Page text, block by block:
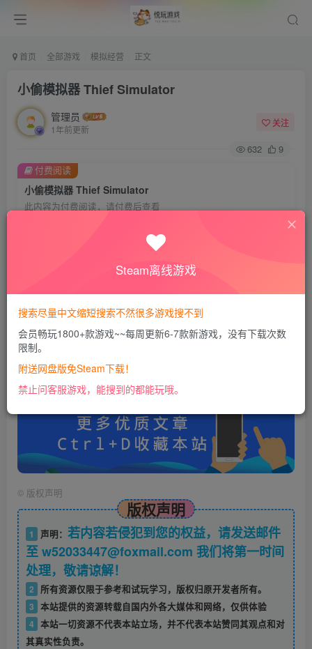
首页 全部游戏 模拟经营 正文
小偷模拟器 Thief Simulator
管理员
1年前更新
关注
632 9
小偷模拟器 Thief Simulator
此内容为付费阅读，请付费后查看
开通会员
付费阅读
账号密码错误或需要验证码，进售后扣裙1050974489
使用教程：
https://docs.qq.com/doc/DU0VHUUFRS2xDa1Jp
© 版权声明
版权声明
1 声明： 若内容若侵犯到您的权益，请发送邮件
至 w52033447@foxmail.com 我们将第一时间
处理，敬请谅解！
2
所有资源仅限于参考和试玩学习，版权归原开发者所有。
3 本站提供的资源转载自国内外各大媒体和网络，仅供体验
4 本站一切资源不代表本站立场，并不代表本站赞同其观点和对
其真实性负责。
Steam离线游戏
搜索尽量中文缩短搜索不然很多游戏搜不到
会员畅玩1800+款游戏~~每周更新6-7款新游戏，没有下载次数
限制。
附送网盘版免Steam下载！
禁止问客服游戏，能搜到的都能玩哦。